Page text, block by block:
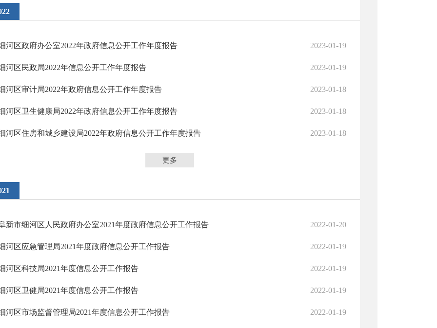
河区政府办公室2022年政府信息公开工作年度报告 2023-01-19
河区民政局2022年信息公开工作年度报告 2023-01-19
河区审计局2022年政府信息公开工作年度报告 2023-01-18
河区卫生健康局2022年政府信息公开工作年度报告 2023-01-18
河区住房和城乡建设局2022年政府信息公开工作年度报告 2023-01-18
更多
新市细河区人民政府办公室2021年度政府信息公开工作报告 2022-01-20
河区应急管理局2021年度政府信息公开工作报告 2022-01-19
河区科技局2021年度信息公开工作报告 2022-01-19
河区卫健局2021年度信息公开工作报告 2022-01-19
河区市场监督管理局2021年度信息公开工作报告 2022-01-19